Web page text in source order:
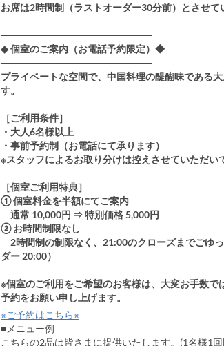
お席は2時間制（ラストオーダー30分前）とさせて
──────────────────────
◆ 個室のご案内（お電話予約限定）◆
──────────────────────
プライベートな空間で、中国料理の醍醐味である
す。
［ご利用条件］
・大人6名様以上
・事前予約制（お電話にて承ります）
※スタッフによるお取り分けは控えさせていただい
［個室ご利用特典］
① 個室料金を半額にてご案内
通常 10,000円 ⇒ 特別価格 5,000円
② お時間制限なし
2時間制の制限なく、21:00のクローズまでごゆ
ダー 20:00）
※個室のご利用をご希望のお客様は、大変お手数
予約をお願い申し上げます。
※ご予約はこちら※
■メニュー例
こちらの2品は皆さまに提供いたします。(1名様1